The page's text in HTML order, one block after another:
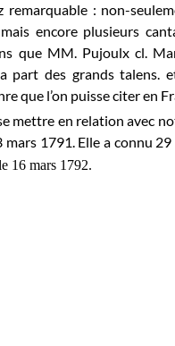
: non-
encore plusieurs
que MM. Pujoulx cl.
des grands talens.
que l’on puisse citer en
mettre en relation avec
1791. Elle a connu 29
16 mars 1792.